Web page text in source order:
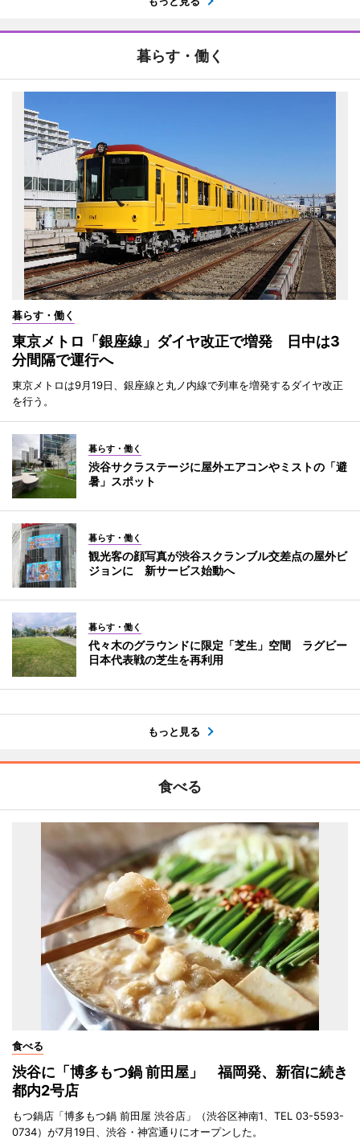
暮らす・働く
暮らす・働く
東京メトロ「銀座線」ダイヤ改正で増発 日中は3
分間隔で運行へ
東京メトロは9月19日、銀座線と丸ノ内線で列車を増発するダイヤ改正
を行う。
暮らす・働く
渋谷サクラステージに屋外エアコンやミストの「避
暑」スポット
暮らす・働く
観光客の顔写真が渋谷スクランブル交差点の屋外ビ
ジョンに 新サービス始動へ
暮らす・働く
代々木のグラウンドに限定「芝生」空間 ラグビー
日本代表戦の芝生を再利用
もっと見る
食べる
食べる
渋谷に「博多もつ鍋 前田屋」 福岡発、新宿に続き
都内2号店
もつ鍋店「博多もつ鍋 前田屋 渋谷店」（渋谷区神南1、TEL 03-5593-
0734）が7月19日、渋谷・神宮通りにオープンした。